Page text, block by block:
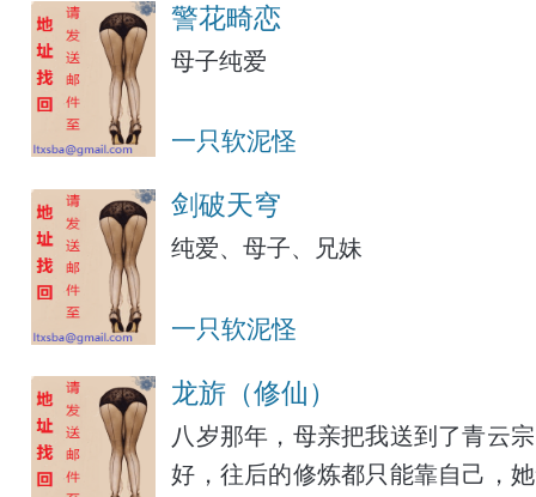
警花畸恋
母子纯爱
一只软泥怪
剑破天穹
纯爱、母子、兄妹
一只软泥怪
龙旂（修仙）
八岁那年，母亲把我送到了青云
好，往后的修炼都只能靠自己，